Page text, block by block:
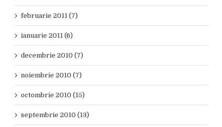
februarie 2011 (7)
ianuarie 2011 (6)
decembrie 2010 (7)
noiembrie 2010 (7)
octombrie 2010 (15)
septembrie 2010 (13)